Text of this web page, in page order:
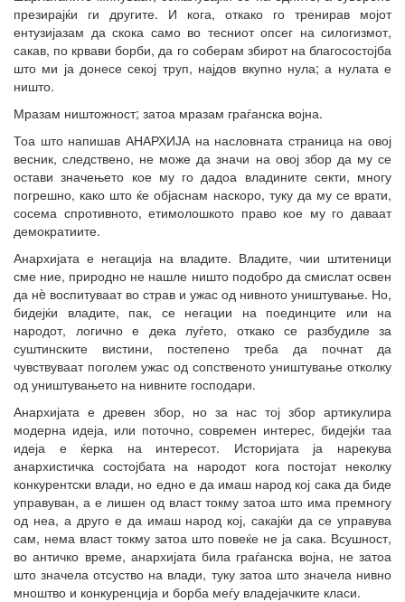
презирајќи ги другите. И кога, откако го тренирав мојот
ентузијазам да скока само во тесниот опсег на силогизмот,
сакав, по крвави борби, да го соберам збирот на благосостојба
што ми ја донесе секој труп, најдов вкупно нула; а нулата е
ништо.
Мразам ништожност; затоа мразам граѓанска војна.
Тоа што напишав АНАРХИЈА на насловната страница на овој
весник, следствено, не може да значи на овој збор да му се
остави значењето кое му го дадоа владините секти, многу
погрешно, како што ќе објаснам наскоро, туку да му се врати,
сосема спротивното, етимолошкото право кое му го даваат
демократиите.
Анархијата е негација на владите. Владите, чии штитеници
сме ние, природно не нашле ништо подобро да смислат освен
да нè воспитуваат во страв и ужас од нивното уништување. Но,
бидејќи владите, пак, се негации на поединците или на
народот, логично е дека луѓето, откако се разбудиле за
суштинските вистини, постепено треба да почнат да
чувствуваат поголем ужас од сопственото уништување отколку
од уништувањето на нивните господари.
Анархијата е древен збор, но за нас тој збор артикулира
модерна идеја, или поточно, современ интерес, бидејќи таа
идеја е ќерка на интересот. Историјата ја нарекува
анархистичка состојбата на народот кога постојат неколку
конкурентски влади, но едно е да имаш народ кој сака да биде
управуван, а е лишен од власт токму затоа што има премногу
од неа, а друго е да имаш народ кој, сакајќи да се управува
сам, нема власт токму затоа што повеќе не ја сака. Всушност,
во античко време, анархијата била граѓанска војна, не затоа
што значела отсуство на влади, туку затоа што значела нивно
мноштво и конкуренција и борба меѓу владејачките класи.